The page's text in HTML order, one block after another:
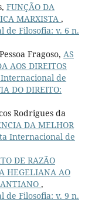
FUNÇÃO DA
MARXISTA ,
de Filosofia: v. 6 n.
Fragoso, AS
AOS DIREITOS
de
DO DIREITO:
Rodrigues da
DA MELHOR
Internacional de
DE RAZÃO
HEGELIANA AO
,
de Filosofia: v. 9 n.